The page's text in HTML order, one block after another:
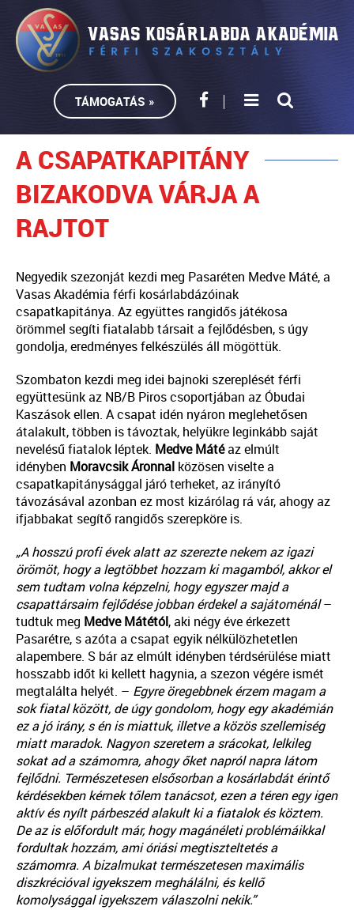
TÁMOGATÁS »
A CSAPATKAPITÁNY
BIZAKODVA VÁRJA A
RAJTOT
Negyedik szezonját kezdi meg Pasaréten Medve Máté, a
Vasas Akadémia férfi kosárlabdázóinak
csapatkapitánya. Az együttes rangidős játékosa
örömmel segíti fiatalabb társait a fejlődésben, s úgy
gondolja, eredményes felkészülés áll mögöttük.
Szombaton kezdi meg idei bajnoki szereplését férfi
együttesünk az NB/B Piros csoportjában az Óbudai
Kaszások ellen. A csapat idén nyáron meglehetősen
átalakult, többen is távoztak, helyükre leginkább saját
nevelésű fiatalok léptek. Medve Mátéaz elmúlt
idényben MoravcsikÁronnal közösen viselte a
csapatkapitánysággal járó terheket, az irányító
távozásával azonban ez most kizárólag rá vár, ahogy az
ifjabbakat segítő rangidős szerepköre is.
„A hosszú profi évek alatt az szerezte nekem az igazi
örömöt, hogy a legtöbbet hozzam ki magamból, akkor el
sem tudtam volna képzelni, hogy egyszer majd a
csapattársaim fejlődése jobban érdekel a sajátoménál–
tudtuk meg Medve Mátétól, aki négy éve érkezett
Pasarétre, s azóta a csapat egyik nélkülözhetetlen
alapembere. S bár az elmúlt idényben térdsérülése miatt
hosszabb időt ki kellett hagynia, a szezon végére ismét
megtalálta helyét. – Egyre öregebbnek érzem magam a
sok fiatal között, de úgy gondolom, hogy egy akadémián
ez a jó irány, s én is miattuk, illetve a közös szellemiség
miatt maradok. Nagyon szeretem a srácokat, lelkileg
sokat ad a számomra, ahogy őket napról napra látom
fejlődni. Természetesen elsősorban a kosárlabdát érintő
kérdésekben kérnek tőlem tanácsot, ezen a téren egy igen
aktív és nyílt párbeszéd alakult ki a fiatalok és köztem.
De az is előfordult már, hogy magánéleti problémáikkal
fordultak hozzám, ami óriási megtiszteltetés a
számomra. A bizalmukat természetesen maximális
diszkrécióval igyekszem meghálálni, és kellő
komolysággal igyekszem válaszolni nekik.”